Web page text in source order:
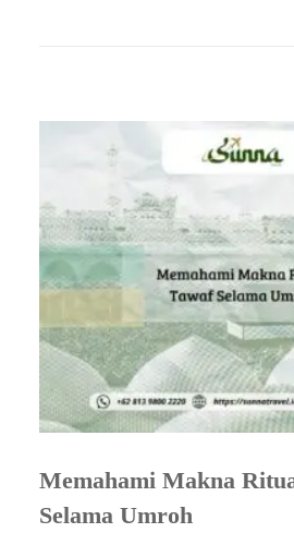
Memahami Makna
Selama Umroh